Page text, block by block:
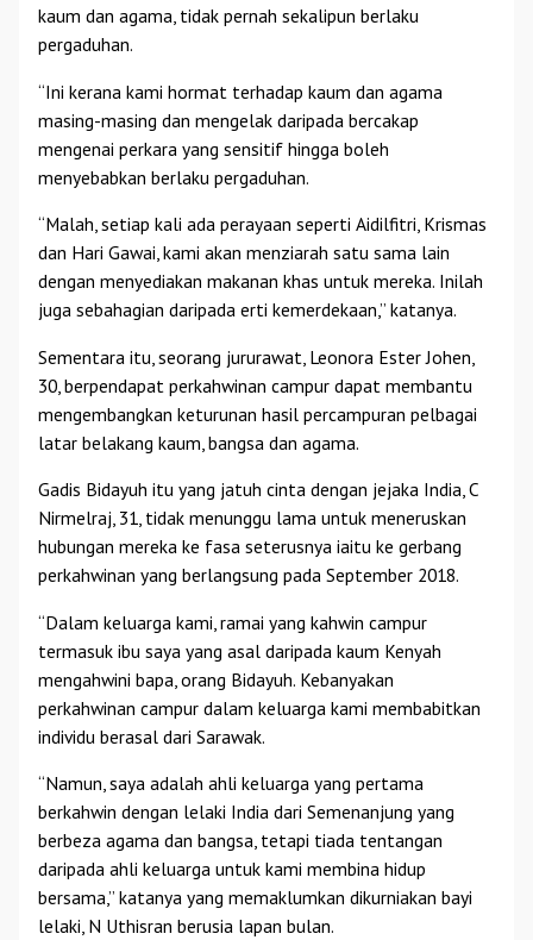
kaum dan agama, tidak pernah sekalipun berlaku
pergaduhan.
“Ini kerana kami hormat terhadap kaum dan agama
masing-masing dan mengelak daripada bercakap
mengenai perkara yang sensitif hingga boleh
menyebabkan berlaku pergaduhan.
“Malah, setiap kali ada perayaan seperti Aidilfitri, Krismas
dan Hari Gawai, kami akan menziarah satu sama lain
dengan menyediakan makanan khas untuk mereka. Inilah
juga sebahagian daripada erti kemerdekaan,” katanya.
Sementara itu, seorang jururawat, Leonora Ester Johen,
30, berpendapat perkahwinan campur dapat membantu
mengembangkan keturunan hasil percampuran pelbagai
latar belakang kaum, bangsa dan agama.
Gadis Bidayuh itu yang jatuh cinta dengan jejaka India, C
Nirmelraj, 31, tidak menunggu lama untuk meneruskan
hubungan mereka ke fasa seterusnya iaitu ke gerbang
perkahwinan yang berlangsung pada September 2018.
“Dalam keluarga kami, ramai yang kahwin campur
termasuk ibu saya yang asal daripada kaum Kenyah
mengahwini bapa, orang Bidayuh. Kebanyakan
perkahwinan campur dalam keluarga kami membabitkan
individu berasal dari Sarawak.
“Namun, saya adalah ahli keluarga yang pertama
berkahwin dengan lelaki India dari Semenanjung yang
berbeza agama dan bangsa, tetapi tiada tentangan
daripada ahli keluarga untuk kami membina hidup
bersama,” katanya yang memaklumkan dikurniakan bayi
lelaki, N Uthisran berusia lapan bulan.